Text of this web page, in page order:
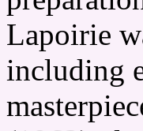
Lapoirie
including